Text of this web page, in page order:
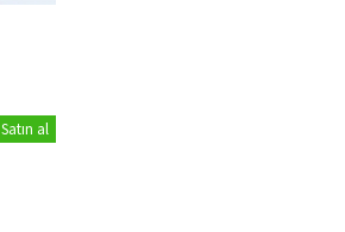
Satın al